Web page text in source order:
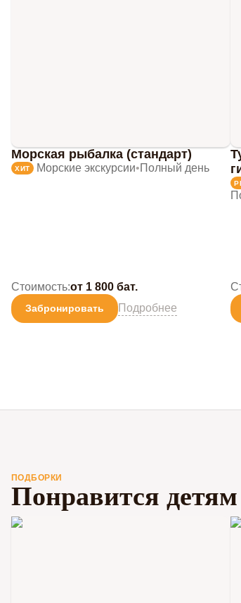
Морская рыбалка (стандарт)
ХИТ Морские экскурсии•Полный день
Стоимость:от 1 800 бат.
Забронировать Подробнее
ПОДБОРКИ
Понравится детям